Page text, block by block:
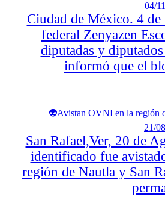
04/
Ciudad de México. 4
federal Zenyazen
diputadas y
informó que el
👽Avistan OVNI en la región
21/
San Rafael,Ver, 20 de
identificado fue
región de Nautla y San